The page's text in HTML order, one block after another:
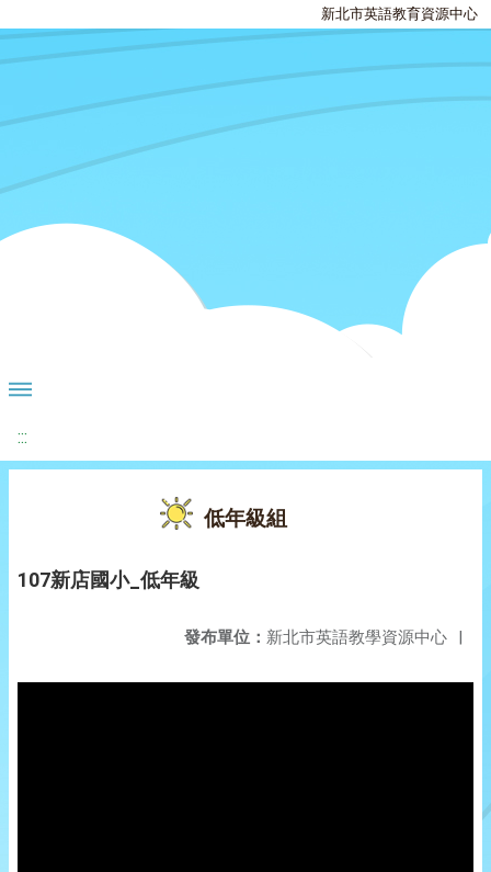
新北市英語教育資源中心
:::
低年級組
107新店國小_低年級
發布單位： 新北市英語教學資源中心 |